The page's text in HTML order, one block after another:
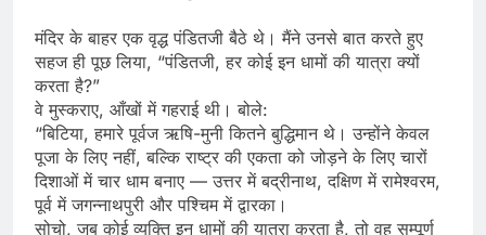
मंदिर के बाहर एक वृद्ध पंडितजी बैठे थे। मैंने उनसे बात करते हुए
सहज ही पूछ लिया, “पंडितजी, हर कोई इन धामों की यात्रा क्यों
करता है?”
वे मुस्कराए, आँखों में गहराई थी। बोले:
“बिटिया, हमारे पूर्वज ऋषि-मुनी कितने बुद्धिमान थे। उन्होंने केवल
पूजा के लिए नहीं, बल्कि राष्ट्र की एकता को जोड़ने के लिए चारों
दिशाओं में चार धाम बनाए — उत्तर में बद्रीनाथ, दक्षिण में रामेश्वरम,
पूर्व में जगन्नाथपुरी और पश्चिम में द्वारका।
सोचो, जब कोई व्यक्ति इन धामों की यात्रा करता है, तो वह सम्पूर्ण